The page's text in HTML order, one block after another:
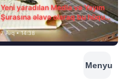
Yeni yaradılan Media və Yayım
Şurasına əlavə olaraq bu hüquq
və vəzifələr də verilib
7 Avq • 14:38
Menyu